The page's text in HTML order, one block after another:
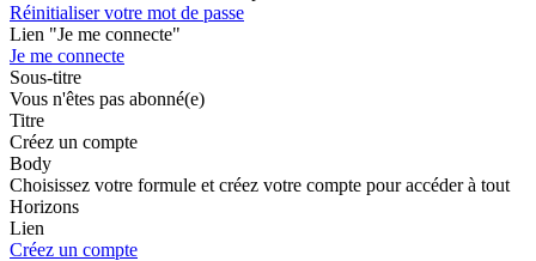
Réinitialiser votre mot de passe
Lien "Je me connecte"
Je me connecte
Sous-titre
Vous n'êtes pas abonné(e)
Titre
Créez un compte
Body
Choisissez votre formule et créez votre compte pour accéder à tout
Horizons
Lien
Créez un compte